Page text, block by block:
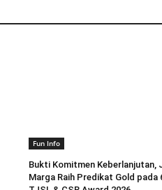
Fun Info
Bukti Komitmen Keberlanjutan,
Marga Raih Predikat Gold pada